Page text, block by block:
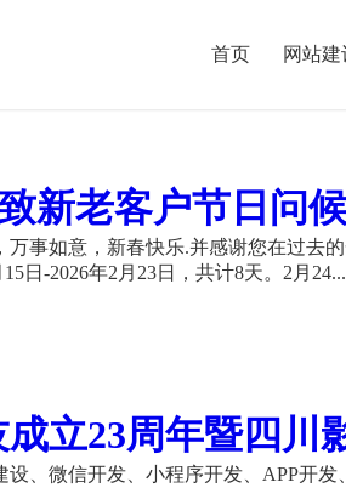
首页 网站建
新老客户节日问
事如意，新春快乐.并感谢您在过去
日-2026年2月23日，共计8天。2月24...
立23周年暨四川
、微信开发、小程序开发、APP开